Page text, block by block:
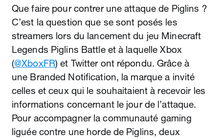
Que faire pour contrer une attaque de Piglins ?
C’est la question que se sont posés les
streamers lors du lancement du jeu Minecraft
Legends Piglins Battle et à laquelle Xbox
(@XboxFR) et Twitter ont répondu. Grâce à
une Branded Notification, la marque a invité
celles et ceux qui le souhaitaient à recevoir les
informations concernant le jour de l’attaque.
Pour accompagner la communauté gaming
liguée contre une horde de Piglins, deux